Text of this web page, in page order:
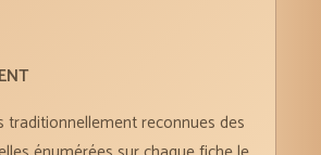
traditionnellement reconnues des